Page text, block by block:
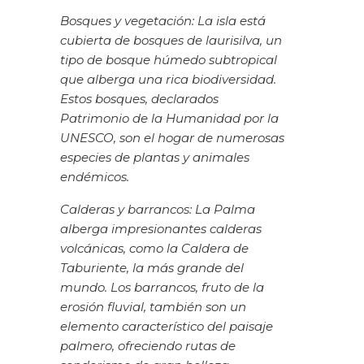
Bosques y vegetación: La isla está
cubierta de bosques de laurisilva, un
tipo de bosque húmedo subtropical
que alberga una rica biodiversidad.
Estos bosques, declarados
Patrimonio de la Humanidad por la
UNESCO, son el hogar de numerosas
especies de plantas y animales
endémicos.
Calderas y barrancos: La Palma
alberga impresionantes calderas
volcánicas, como la Caldera de
Taburiente, la más grande del
mundo. Los barrancos, fruto de la
erosión fluvial, también son un
elemento característico del paisaje
palmero, ofreciendo rutas de